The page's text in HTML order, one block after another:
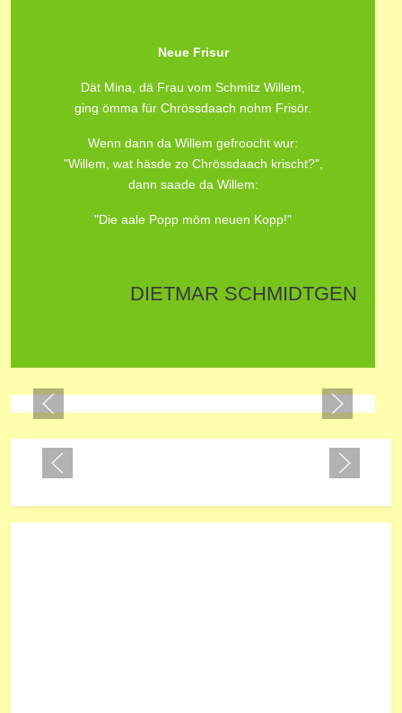
Neue Frisur
Dät Mina, dä Frau vom Schmitz Willem,
ging ömma für Chrössdaach nohm Frisör.
Wenn dann da Willem gefroocht wur:
"Willem, wat häsde zo Chrössdaach krischt?",
dann saade da Willem:
"Die aale Popp möm neuen Kopp!"
DIETMAR SCHMIDTGEN